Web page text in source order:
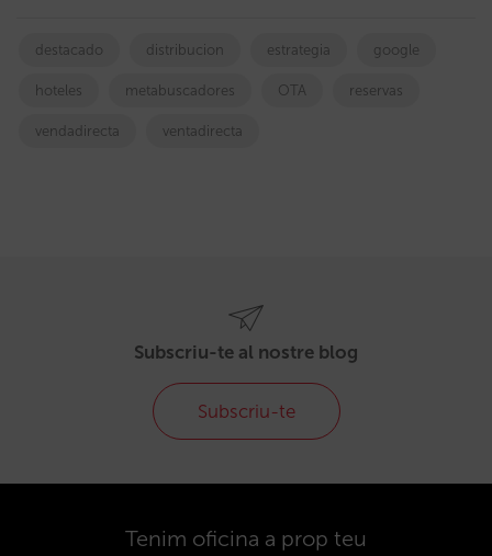
destacado distribucion estrategia google
hoteles metabuscadores OTA reservas
vendadirecta ventadirecta
Subscriu-te al nostre blog
Subscriu-te
Tenim oficina a prop teu